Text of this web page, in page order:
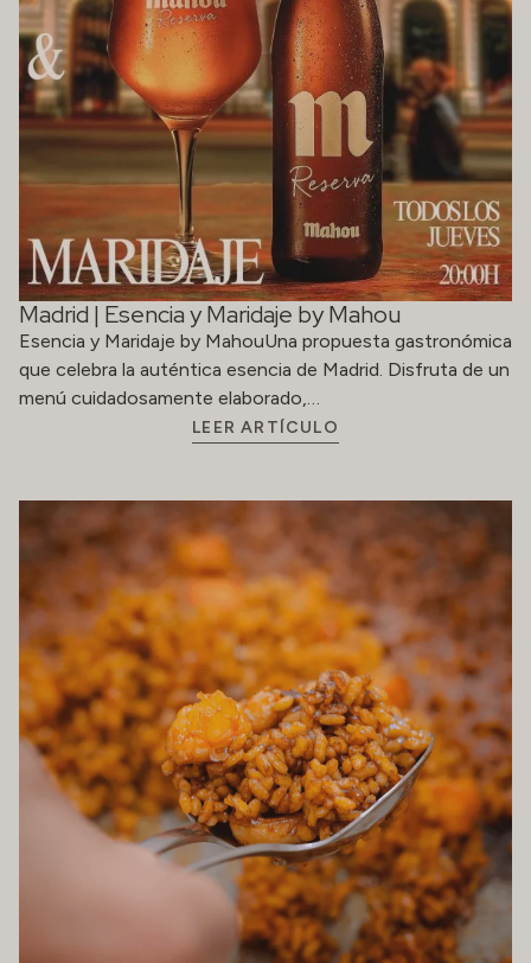
Madrid | Esencia y Maridaje by Mahou
Esencia y Maridaje by MahouUna propuesta gastronómica
que celebra la auténtica esencia de Madrid. Disfruta de un
menú cuidadosamente elaborado,…
LEER ARTÍCULO